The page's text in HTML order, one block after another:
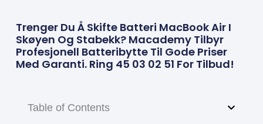
Trenger Du Å Skifte Batteri MacBook Air I
Skøyen Og Stabekk? Macademy Tilbyr
Profesjonell Batteribytte Til Gode Priser
Med Garanti. Ring 45 03 02 51 For Tilbud!
Table of Contents